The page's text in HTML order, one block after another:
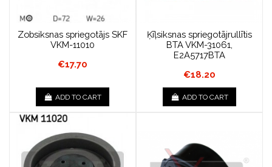
Zobsiksnas spriegotājs SKF
VKM-11010
€17.70
ADD TO CART
Ķīļsiksnas spriegotājrullītis
BTA VKM-31061,
E2A5717BTA
€18.20
ADD TO CART